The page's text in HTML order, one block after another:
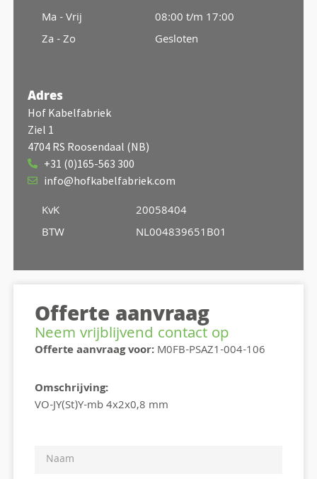
Ma - Vrij
Za - Zo
08:00 t/m 17:00
Gesloten
Adres
Hof Kabelfabriek
Ziel 1
4704 RS Roosendaal (NB)
+31 (0)165-563 300
info@hofkabelfabriek.com
KvK
BTW
20058404
NL004839651B01
Offerte aanvraag
Neem vrijblijvend contact op
Offerte aanvraag voor:M0FB-PSAZ1-004-106
Omschrijving:
VO-JY(St)Y-mb 4x2x0,8 mm